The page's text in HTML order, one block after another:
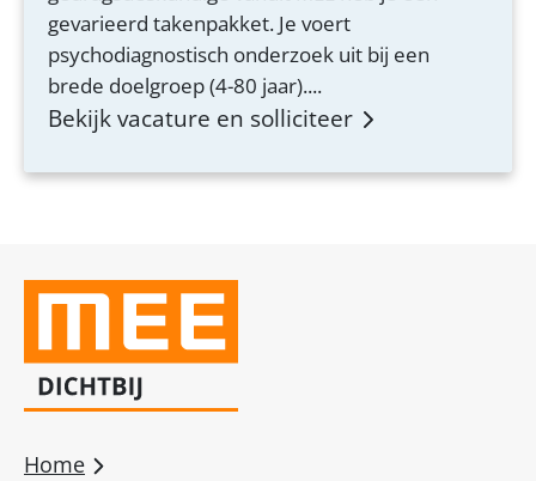
gevarieerd takenpakket. Je voert
psychodiagnostisch onderzoek uit bij een
brede doelgroep (4-80 jaar)....
Bekijk vacature en solliciteer
Home